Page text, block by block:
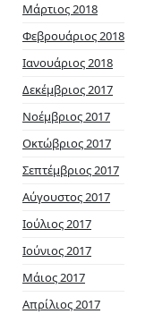
Μάρτιος 2018
Φεβρουάριος 2018
Ιανουάριος 2018
Δεκέμβριος 2017
Νοέμβριος 2017
Οκτώβριος 2017
Σεπτέμβριος 2017
Αύγουστος 2017
Ιούλιος 2017
Ιούνιος 2017
Μάιος 2017
Απρίλιος 2017